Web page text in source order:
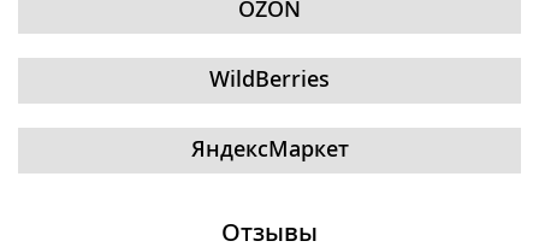
OZON
WildBerries
ЯндексМаркет
Отзывы